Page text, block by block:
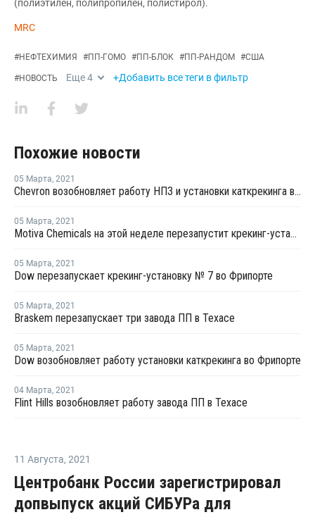
(полиэтилен, полипропилен, полистирол).
MRC
#НЕФТЕХИМИЯ #ПП-ГОМО #ПП-БЛОК #ПП-РАНДОМ #США
#НОВОСТЬ Еще4 +Добавить все теги в фильтр
Похожие новости
05 Марта, 2021
Chevron возобновляет работу НПЗ и установки каткрекинга в Пасадене
05 Марта, 2021
Motiva Chemicals на этой неделе перезапустит крекинг-установку в Порт-Артуре
05 Марта, 2021
Dow перезапускает крекинг-установку № 7 во Фрипорте
05 Марта, 2021
Braskem перезапускает три завода ПП в Техасе
05 Марта, 2021
Dow возобновляет работу установки каткрекинга во Фрипорте
04 Марта, 2021
Flint Hills возобновляет работу завода ПП в Техасе
11 Августа, 2021
Центробанк России зарегистрировал
допвыпуск акций СИБУРа для